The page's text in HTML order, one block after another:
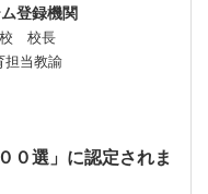
登録機関
校 校長
当教諭
０選」に認定されま